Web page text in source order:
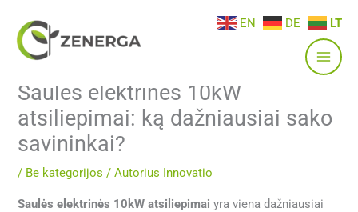
prie
turinio
Saulės elektrinės 10kW
atsiliepimai: ką dažniausiai sako
savininkai?
/ Be kategorijos / Autorius Innovatio
Saulės elektrinės 10kW atsiliepimai yra viena dažniausiai
EN DE LT